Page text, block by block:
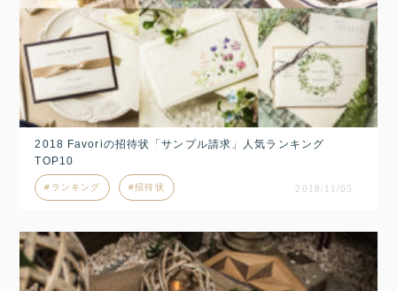
2018 Favoriの招待状「サンプル請求」人気ランキング
TOP10
ランキング 招待状 2018/11/05